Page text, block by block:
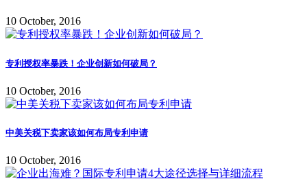
10 October, 2016
专利授权率暴跌！企业创新如何破局？
10 October, 2016
中美关税下卖家该如何布局专利申请
10 October, 2016